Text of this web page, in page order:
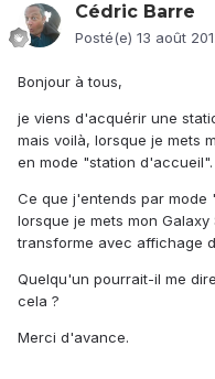
Cédric Barre
Posté(e) 13 août
Bonjour à tous,
je viens d'acquérir une
mais voilà, lorsque je mets
en mode "station d'accueil".
Ce que j'entends par
lorsque je mets mon
transforme avec affichage
Quelqu'un pourrait-il me
cela ?
Merci d'avance.